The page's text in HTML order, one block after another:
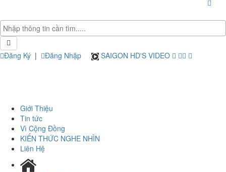
Đăng Ký | Đăng Nhập SAIGON HD'S VIDEO
Giới Thiệu
Tin tức
Vì Cộng Đồng
KIẾN THỨC NGHE NHÌN
Liên Hệ